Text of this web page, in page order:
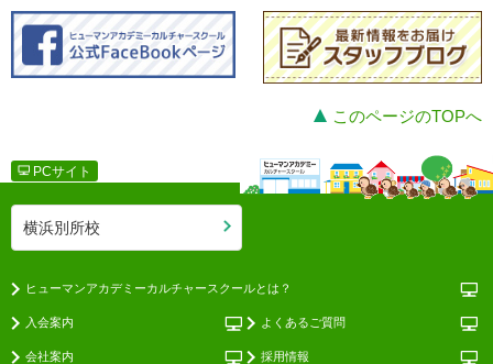
このページのTOPへ
PCサイト
横浜別所校
ヒューマンアカデミーカルチャースクールとは？
入会案内 よくあるご質問
会社案内 採用情報